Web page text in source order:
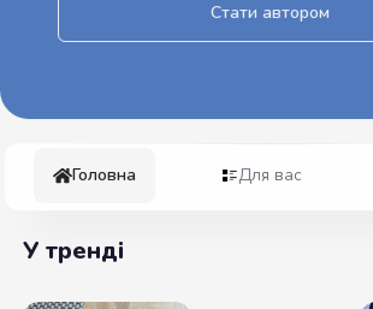
Стати автором
Головна Для вас
У тренді